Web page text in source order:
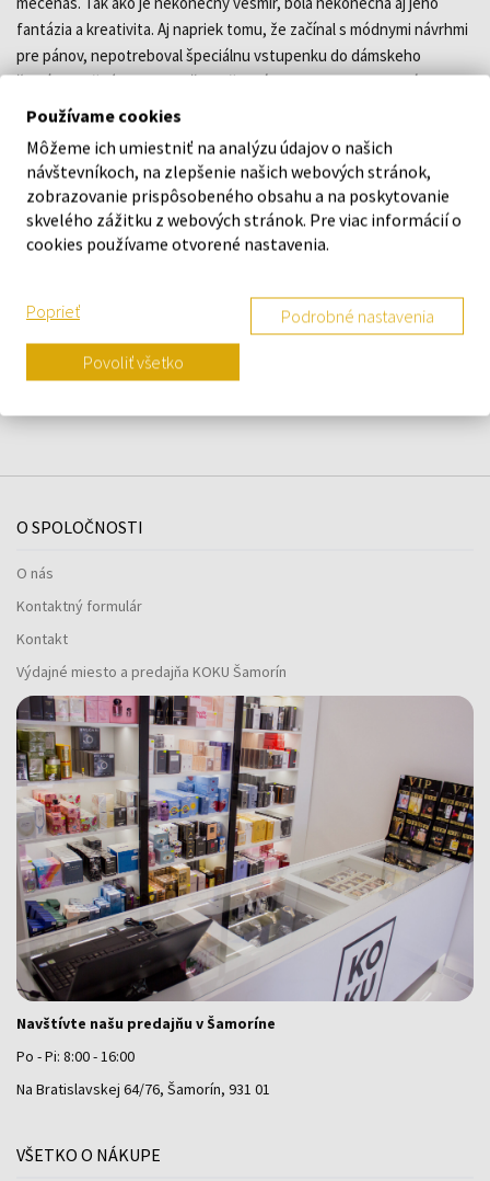
fantázia a kreativita. Aj napriek tomu, že začínal s módnymi návrhmi
pre pánov, nepotreboval špeciálnu vstupenku do dámskeho
šatníka. Nežné pohlavie očaril už prvými modelmi, ale aj prvým
parfumom, ktorý uzrel svetlo sveta v roku 1981.
DETAILY
O ZNAČKE
Náš výber na mieru presne pre
vás
O SPOLOČNOSTI
O nás
Kontaktný formulár
Kontakt
Výdajné miesto a predajňa KOKU Šamorín
Navštívte našu predajňu v Šamoríne
Po - Pi: 8:00 - 16:00
Na Bratislavskej 64/76, Šamorín, 931 01
VŠETKO O NÁKUPE
Používame cookies
Môžeme ich umiestniť na analýzu údajov o našich
návštevníkoch, na zlepšenie našich webových stránok,
zobrazovanie prispôsobeného obsahu a na poskytovanie
skvelého zážitku z webových stránok. Pre viac informácií o
cookies používame otvorené nastavenia.
Poprieť Podrobné nastavenia
Povoliť všetko